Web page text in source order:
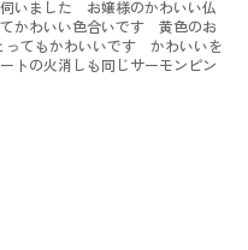
いました お嬢様のかわいい仏
かわいい色合いです 黄色のお
ってもかわいいです かわいいを
トの火消しも同じサーモンピン